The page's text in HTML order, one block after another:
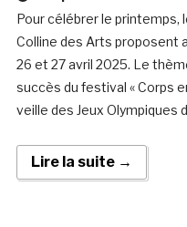
Pour célébrer le printemps,
Colline des Arts proposent
26 et 27 avril 2025. Le
succès du festival « Corps
veille des Jeux Olympiques
Lire la suite →